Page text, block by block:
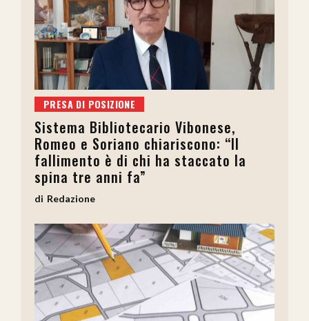
PRESA DI POSIZIONE
Sistema Bibliotecario Vibonese,
Romeo e Soriano chiariscono: “Il
fallimento è di chi ha staccato la
spina tre anni fa”
Redazione